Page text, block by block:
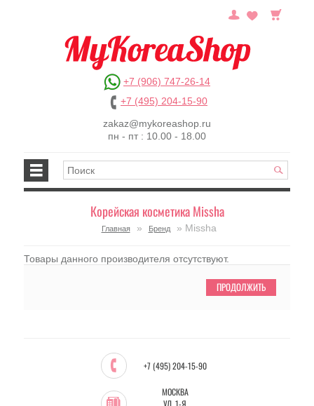
+7 (906) 747-26-14
+7 (495) 204-15-90
zakaz@mykoreashop.ru
пн - пт : 10.00 - 18.00
Корейская косметика Missha
Главная » Бренд » Missha
Товары данного производителя отсутствуют.
ПРОДОЛЖИТЬ
+7 (495) 204-15-90
МОСКВА
УЛ. 1-Я